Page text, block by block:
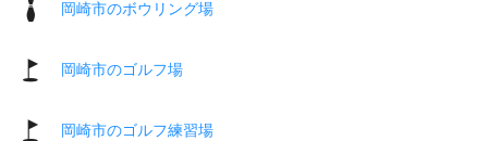
岡崎市のボウリング場
岡崎市のゴルフ場
岡崎市のゴルフ練習場